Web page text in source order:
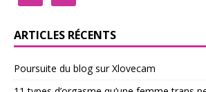
ARTICLES RÉCENTS
Poursuite du blog sur Xlovecam